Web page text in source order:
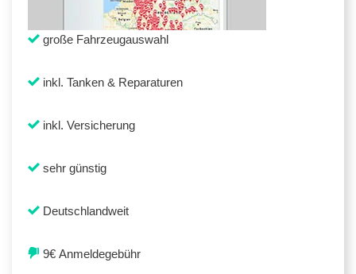
große Fahrzeugauswahl
inkl. Tanken & Reparaturen
inkl. Versicherung
sehr günstig
Deutschlandweit
9€ Anmeldegebühr